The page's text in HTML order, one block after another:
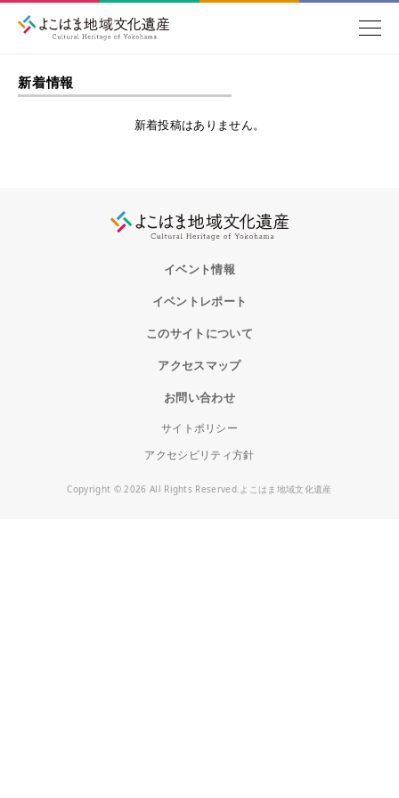
新着情報
新着投稿はありません。
イベント情報
イベントレポート
このサイトについて
アクセスマップ
お問い合わせ
サイトポリシー
アクセシビリティ方針
Copyright © 2026 All Rights Reserved.よこはま地域文化遺産